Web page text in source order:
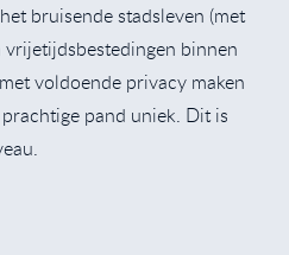
bruisende stadsleven (met
vrijetijdsbestedingen binnen
voldoende privacy maken
pand uniek. Dit is